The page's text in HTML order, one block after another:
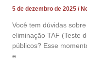
5 de dezembro de 2025
Você tem dúvidas
eliminação TAF (Teste
públicos? Esse
e